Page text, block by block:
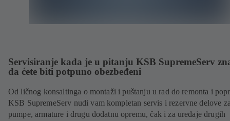
Servisiranje kada je u pitanju KSB SupremeServ
da ćete biti potpuno obezbeđeni
Od ličnog konsaltinga o montaži i puštanju u rad do remonta i
KSB SupremeServ nudi vam kompletan servis i rezervne delove
pumpe, armature i drugu dodatnu opremu, čak i za uređaje drugih